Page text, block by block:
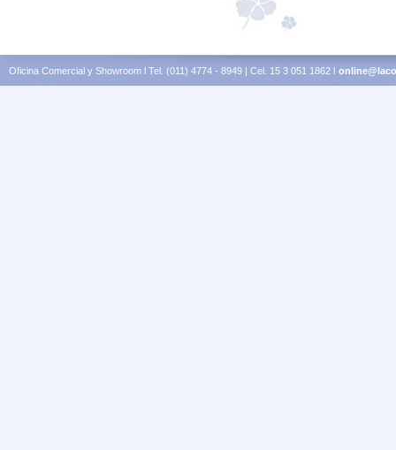
Oficina Comercial y Showroom l Tel. (011) 4774 - 8949 | Cel. 15 3 051 1862 l